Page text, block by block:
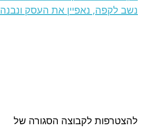
נשב לקפה, נאפיין את העסק
להצטרפות לקבוצה הסגורה של